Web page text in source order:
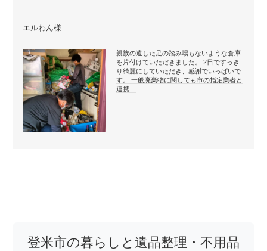
エルわん様
親族の遺した足の踏み場もないような倉庫
を片付けていただきました。 2日ですっき
り綺麗にしていただき、感謝でいっぱいで
す。 一般廃棄物に関しても市の指定業者と
連携…
登米市の暮らしと遺品整理・不用品